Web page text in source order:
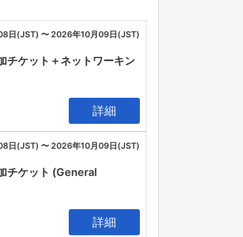
日(JST) 〜 2026年10月09日(JST)
ケット＋ネットワーキン
詳細
日(JST) 〜 2026年10月09日(JST)
チケット (General
詳細